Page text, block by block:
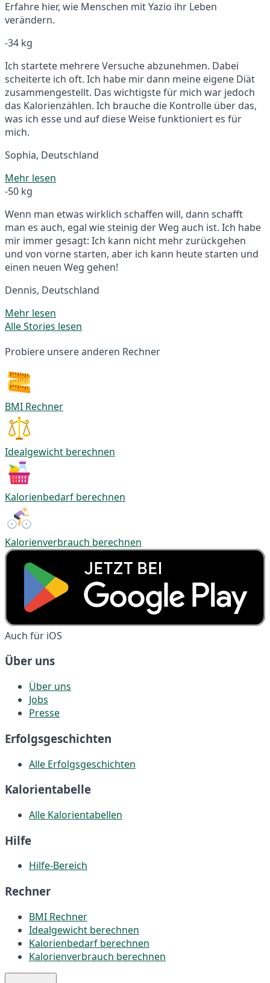
Erfahre hier, wie Menschen mit Yazio ihr Leben
verändern.
-34 kg
Ich startete mehrere Versuche abzunehmen. Dabei
scheiterte ich oft. Ich habe mir dann meine eigene Diät
zusammengestellt. Das wichtigste für mich war jedoch
das Kalorienzählen. Ich brauche die Kontrolle über das,
was ich esse und auf diese Weise funktioniert es für
mich.
Sophia, Deutschland
Mehr lesen
-50 kg
Wenn man etwas wirklich schaffen will, dann schafft
man es auch, egal wie steinig der Weg auch ist. Ich habe
mir immer gesagt: Ich kann nicht mehr zurückgehen
und von vorne starten, aber ich kann heute starten und
einen neuen Weg gehen!
Dennis, Deutschland
Mehr lesen
Alle Stories lesen
Probiere unsere anderen Rechner
BMI Rechner
Idealgewicht berechnen
Kalorienbedarf berechnen
Kalorienverbrauch berechnen
Auch für iOS
Über uns
Über uns
Jobs
Presse
Erfolgsgeschichten
Alle Erfolgsgeschichten
Kalorientabelle
Alle Kalorientabellen
Hilfe
Hilfe-Bereich
Rechner
BMI Rechner
Idealgewicht berechnen
Kalorienbedarf berechnen
Kalorienverbrauch berechnen